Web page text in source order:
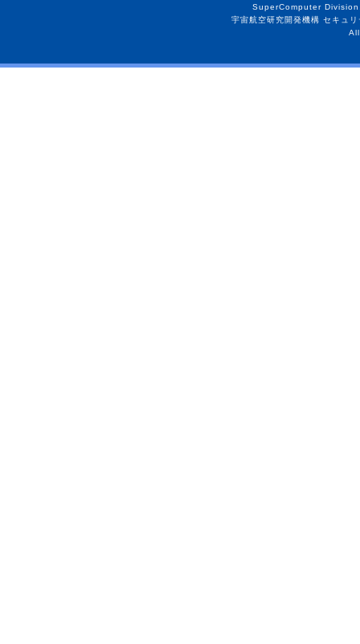
SuperComputer
宇宙航空研究開発機構 セキュ